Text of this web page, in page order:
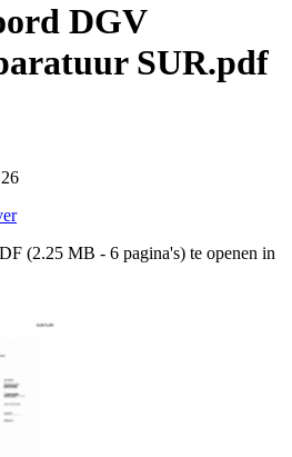
DGV
SUR.pdf
(2.25 MB - 6 pagina's) te openen in